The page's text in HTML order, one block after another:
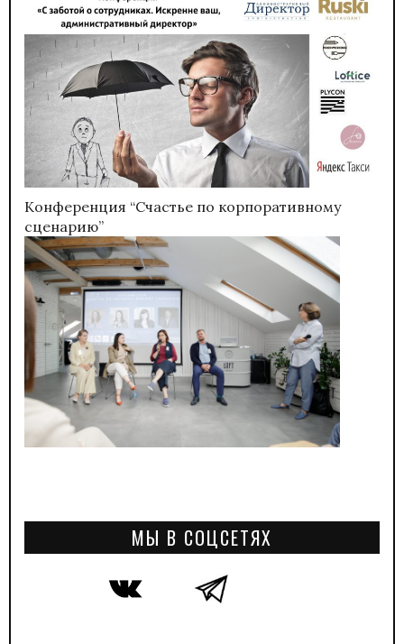
Конференция “Счастье по корпоративному
сценарию”
МЫ В СОЦСЕТЯХ